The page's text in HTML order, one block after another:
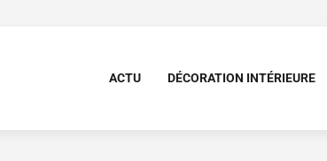
ACTU DÉCORATION INTÉRIEURE